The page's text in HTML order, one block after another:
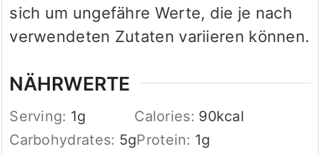
sich um ungefähre Werte, die je nach
verwendeten Zutaten variieren können.
NÄHRWERTE
Serving: 1g Calories: 90kcal
Carbohydrates: 5gProtein: 1g